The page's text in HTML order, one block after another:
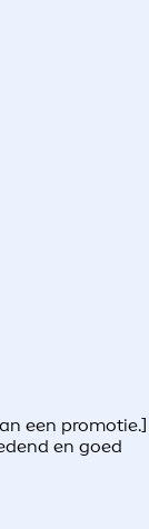
een promotie.]
en goed